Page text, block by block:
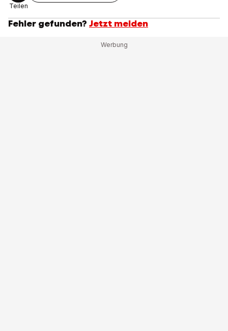
Teilen
Fehler gefunden? Jetzt melden